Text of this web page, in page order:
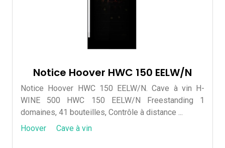
Notice Hoover HWC 150 EELW/N
Notice Hoover HWC 150 EELW/N. Cave à vin H-
WINE 500 HWC 150 EELW/N Freestanding 1
domaines, 41 bouteilles, Contrôle à distance ...
Hoover
Cave à vin